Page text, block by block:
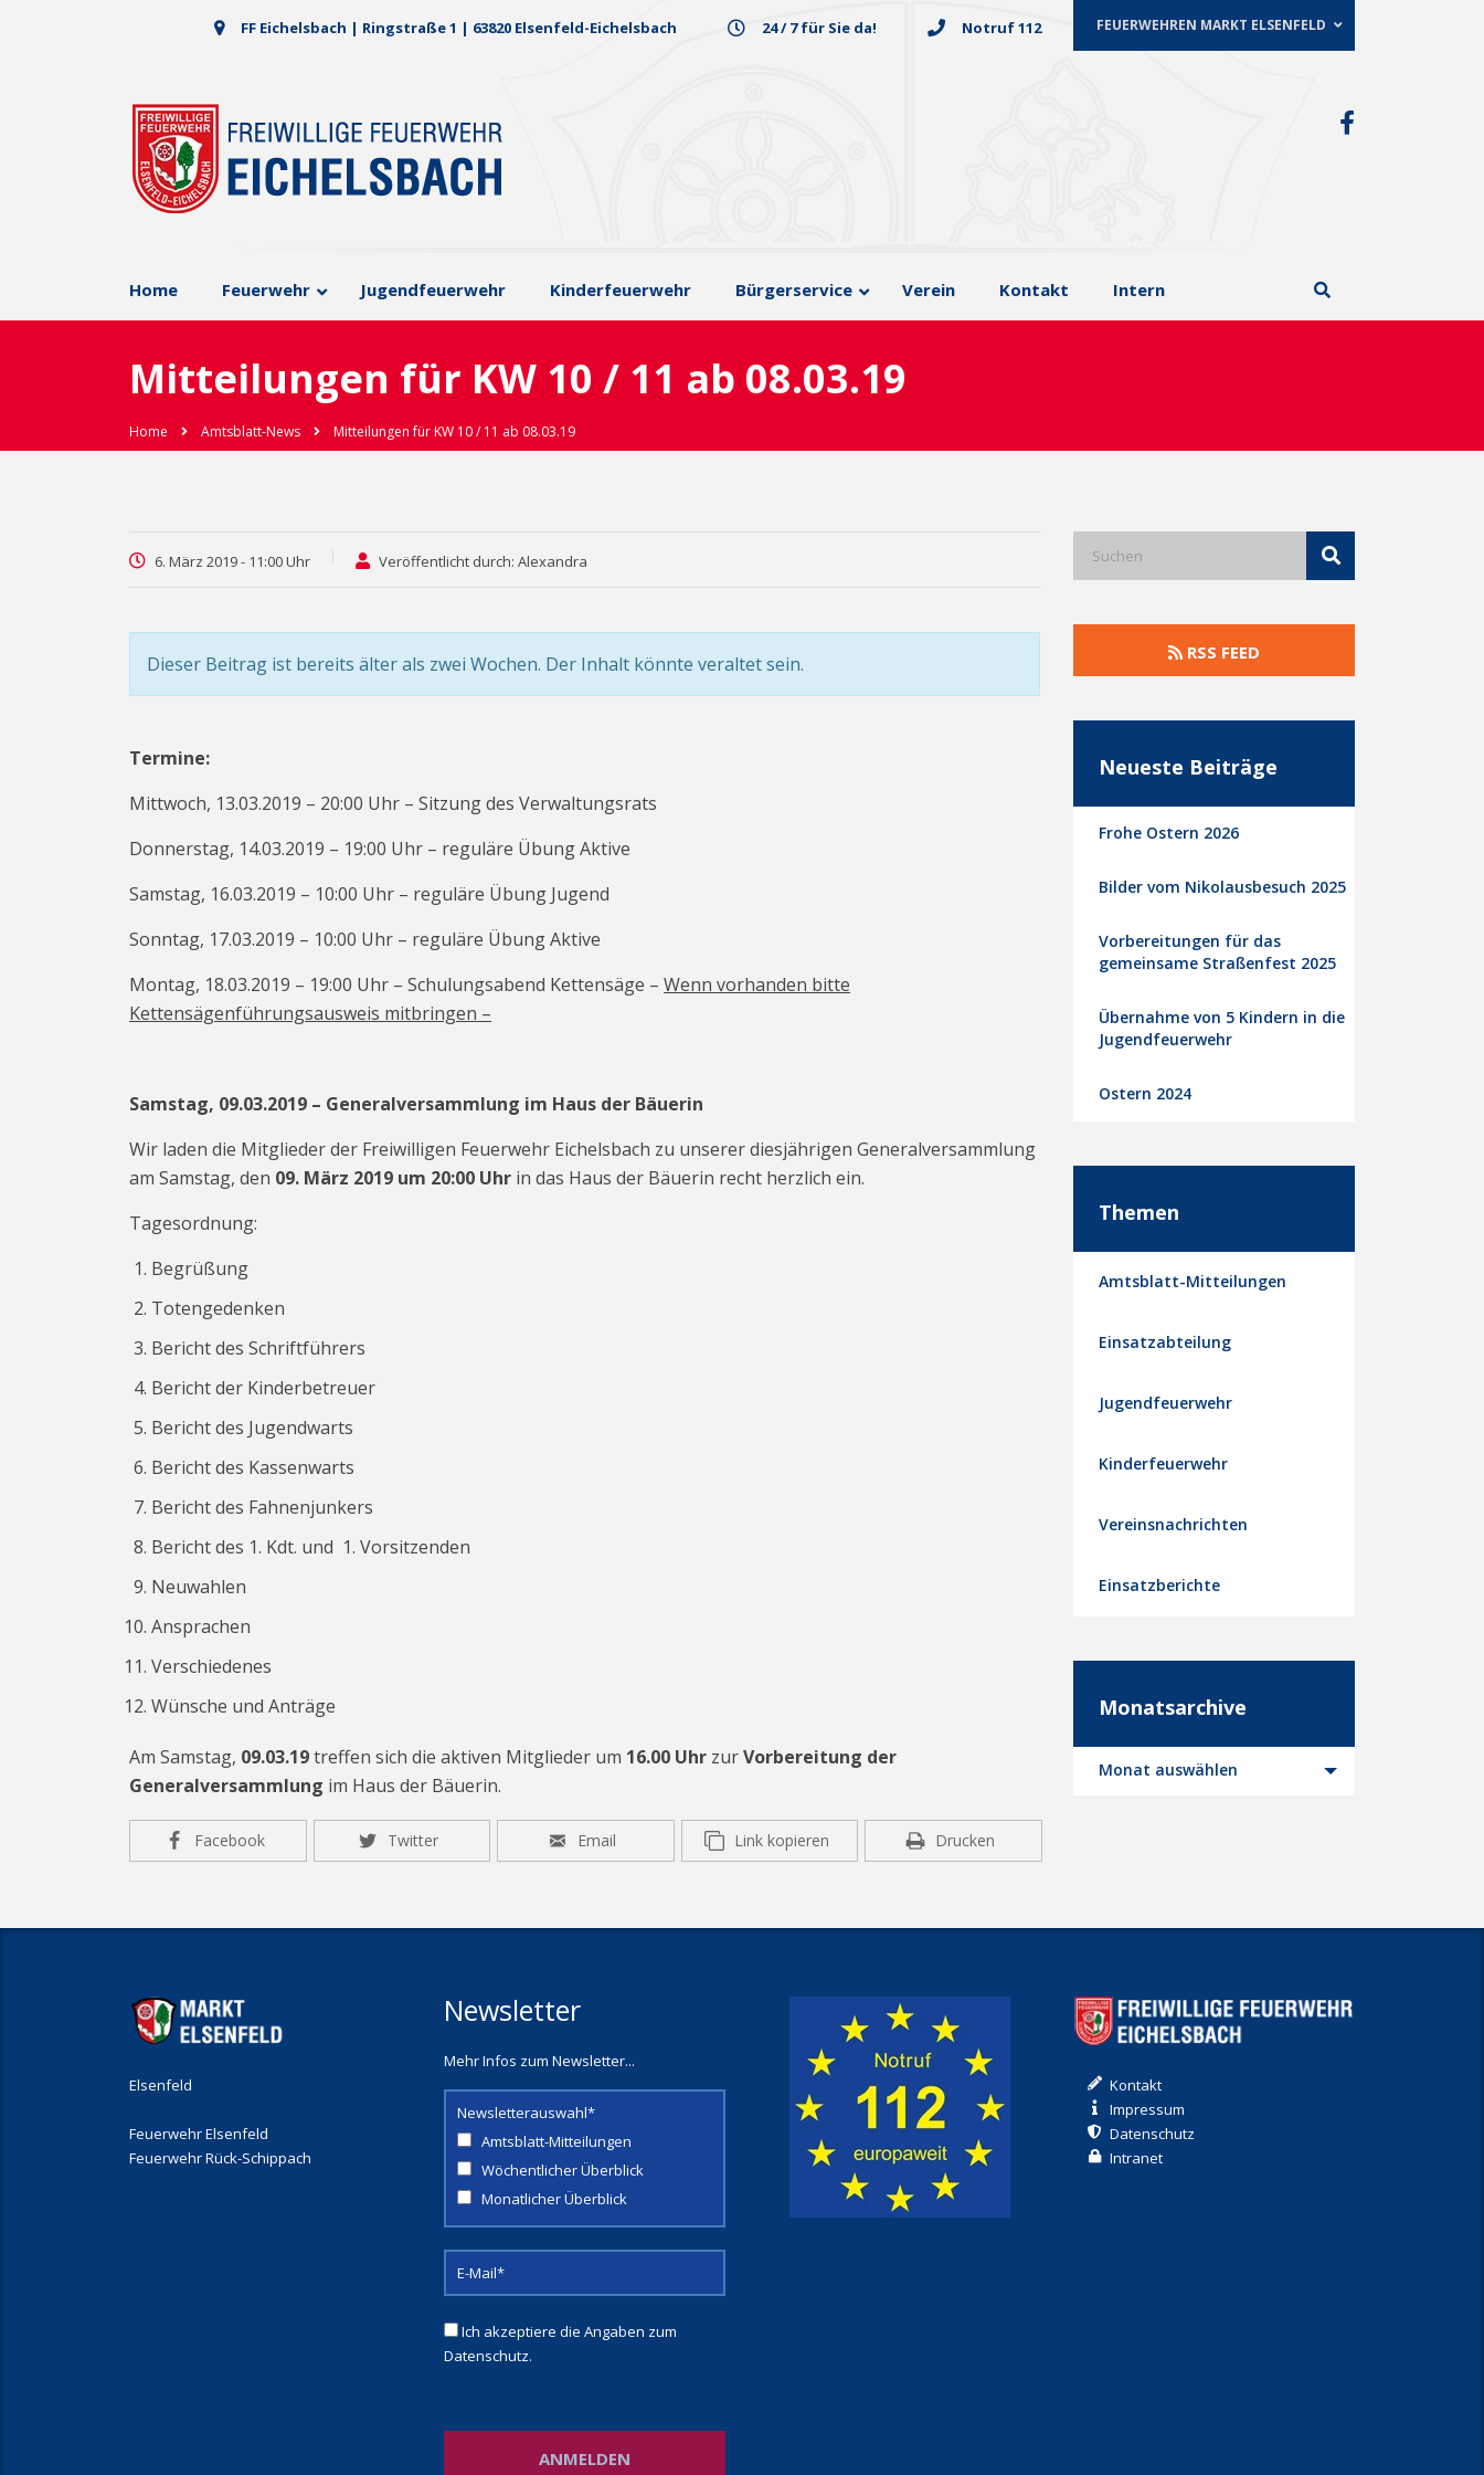
FEUERWEHREN MARKT ELSENFELD
FF Eichelsbach | Ringstraße 1 | 63820 Elsenfeld-Eichelsbach 24 / 7 für Sie da! Notruf 112
Home Feuerwehr Jugendfeuerwehr Kinderfeuerwehr Bürgerservice Verein Kontakt Intern
Mitteilungen für KW 10 / 11 ab 08.03.19
Home Amtsblatt-News Mitteilungen für KW 10 / 11 ab 08.03.19
6. März 2019 - 11:00 Uhr Veröffentlicht durch: Alexandra
Dieser Beitrag ist bereits älter als zwei Wochen. Der Inhalt könnte veraltet sein.
Termine:
Mittwoch, 13.03.2019 – 20:00 Uhr – Sitzung des Verwaltungsrats
Donnerstag, 14.03.2019 – 19:00 Uhr – reguläre Übung Aktive
Samstag, 16.03.2019 – 10:00 Uhr – reguläre Übung Jugend
Sonntag, 17.03.2019 – 10:00 Uhr – reguläre Übung Aktive
Montag, 18.03.2019 – 19:00 Uhr – Schulungsabend Kettensäge – Wenn vorhanden bitte
Kettensägenführungsausweis mitbringen –
Samstag, 09.03.2019 – Generalversammlung im Haus der Bäuerin
Wir laden die Mitglieder der Freiwilligen Feuerwehr Eichelsbach zu unserer diesjährigen Generalversammlung
am Samstag, den 09. März 2019 um 20:00 Uhr in das Haus der Bäuerin recht herzlich ein.
Tagesordnung:
Begrüßung
Totengedenken
Bericht des Schriftführers
Bericht der Kinderbetreuer
Bericht des Jugendwarts
Bericht des Kassenwarts
Bericht des Fahnenjunkers
Bericht des 1. Kdt. und 1. Vorsitzenden
Neuwahlen
Ansprachen
Verschiedenes
Wünsche und Anträge
Am Samstag, 09.03.19treffen sich die aktiven Mitglieder um 16.00 Uhr zurVorbereitung der
Generalversammlung im Haus der Bäuerin.
Facebook Twitter Email Link kopieren Drucken
RSS FEED
Neueste Beiträge
Frohe Ostern 2026
Bilder vom Nikolausbesuch 2025
Vorbereitungen für das
gemeinsame Straßenfest 2025
Übernahme von 5 Kindern in die
Jugendfeuerwehr
Ostern 2024
Themen
Amtsblatt-Mitteilungen
Einsatzabteilung
Jugendfeuerwehr
Kinderfeuerwehr
Vereinsnachrichten
Einsatzberichte
Monatsarchive
Monatsarchive
Monat auswählen
Elsenfeld
Feuerwehr Elsenfeld
Feuerwehr Rück-Schippach
Newsletter
Mehr Infos zum Newsletter...
Newsletterauswahl*
Amtsblatt-Mitteilungen
Wöchentlicher Überblick
Monatlicher Überblick
Ich akzeptiere die Angaben zum
Datenschutz.
Kontakt
Impressum
Datenschutz
Intranet